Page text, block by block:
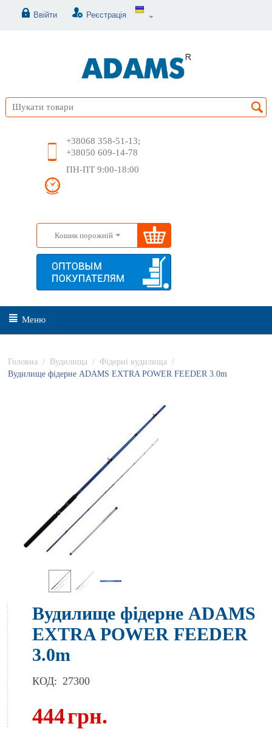
Ввійти Реєстрація
+38068 358-51-13;
+38050 609-14-78
ПН-ПТ 9:00-18:00
Кошик порожній
Меню
Головна / Вудилища / Фідерні вудилища
/
Вудилище фідерне ADAMS EXTRA POWER FEEDER 3.0m
Вудилище фідерне ADAMS
EXTRA POWER FEEDER
3.0m
КОД: 27300
444грн.